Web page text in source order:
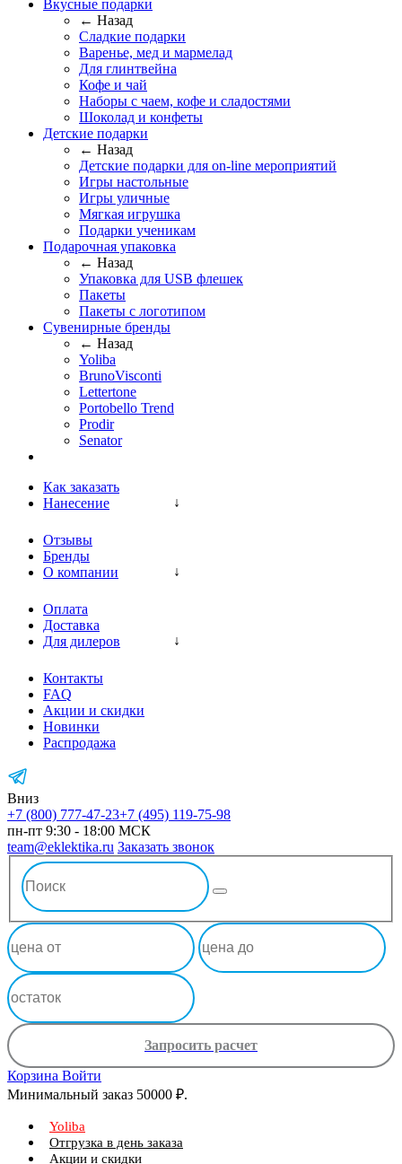
Вкусные подарки
← Назад
Сладкие подарки
Варенье, мед и мармелад
Для глинтвейна
Кофе и чай
Наборы с чаем, кофе и сладостями
Шоколад и конфеты
Детские подарки
← Назад
Детские подарки для on-line мероприятий
Игры настольные
Игры уличные
Мягкая игрушка
Подарки ученикам
Подарочная упаковка
← Назад
Упаковка для USB флешек
Пакеты
Пакеты с логотипом
Сувенирные бренды
← Назад
Yoliba
BrunoVisconti
Lettertone
Portobello Trend
Prodir
Senator
Как заказать
Нанесение
Отзывы
Бренды
О компании
Оплата
Доставка
Для дилеров
Контакты
FAQ
Акции и скидки
Новинки
Распродажа
Вниз
+7 (800) 777-47-23+7 (495) 119-75-98
пн-пт 9:30 - 18:00 МСК
team@eklektika.ru Заказать звонок
Запросить расчет
Корзина Войти
Минимальный заказ 50000 ₽.
Yoliba
Отгрузка в день заказа
Акции и скидки